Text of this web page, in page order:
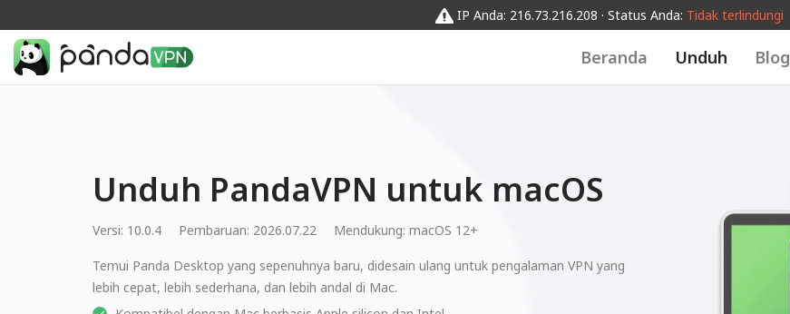
IP Anda: 216.73.216.208 · Status Anda: Tidak terlindungi
Beranda Unduh Blog
Unduh PandaVPN untuk macOS
Versi: 10.0.4 Pembaruan: 2026.07.22 Mendukung: macOS 12+
Temui Panda Desktop yang sepenuhnya baru, didesain ulang untuk pengalaman VPN yang
lebih cepat, lebih sederhana, dan lebih andal di Mac.